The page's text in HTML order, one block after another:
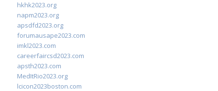
hkhk2023.org
napm2023.org
apsdfd2023.org
forumausape2023.com
imkl2023.com
careerfaircsd2023.com
apsth2023.com
MedItRio2023.org
lcicon2023boston.com